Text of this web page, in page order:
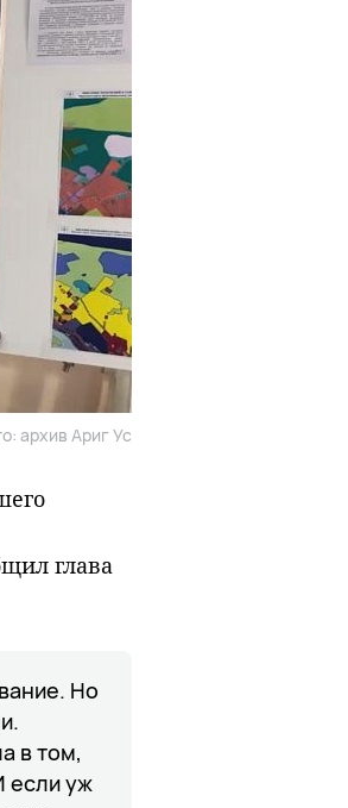
архив Ариг Ус
глава
Но
в том,
если уж